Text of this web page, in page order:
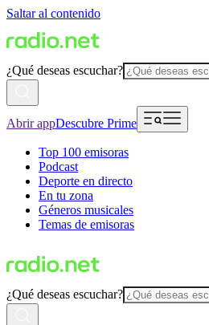
Saltar al contenido
¿Qué deseas escuchar?
Abrir appDescubre Prime
Top 100 emisoras
Podcast
Deporte en directo
En tu zona
Géneros musicales
Temas de emisoras
¿Qué deseas escuchar?